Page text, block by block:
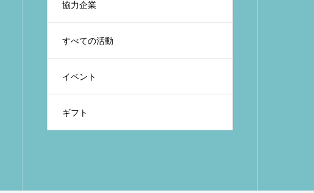
協力企業
すべての活動
イベント
ギフト